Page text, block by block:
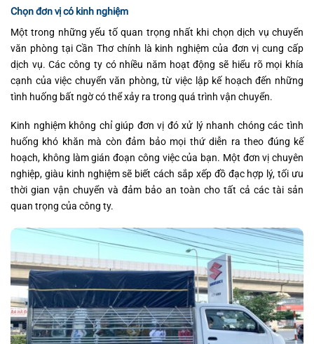
Chọn đơn vị có kinh nghiệm
Một trong những yếu tố quan trọng nhất khi chọn dịch vụ chuyển
văn phòng tại Cần Thơ chính là kinh nghiệm của đơn vị cung cấp
dịch vụ. Các công ty có nhiều năm hoạt động sẽ hiểu rõ mọi khía
cạnh của việc chuyển văn phòng, từ việc lập kế hoạch đến những
tình huống bất ngờ có thể xảy ra trong quá trình vận chuyển.
Kinh nghiệm không chỉ giúp đơn vị đó xử lý nhanh chóng các tình
huống khó khăn mà còn đảm bảo mọi thứ diễn ra theo đúng kế
hoạch, không làm gián đoạn công việc của bạn. Một đơn vị chuyên
nghiệp, giàu kinh nghiệm sẽ biết cách sắp xếp đồ đạc hợp lý, tối ưu
thời gian vận chuyển và đảm bảo an toàn cho tất cả các tài sản
quan trọng của công ty.